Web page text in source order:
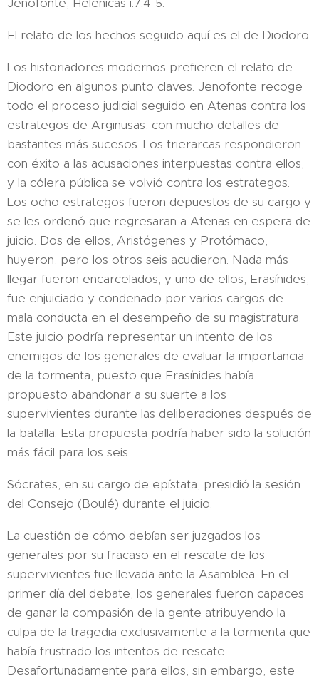
El relato de los hechos seguido aquí es el de Diodoro.​
Los historiadores modernos prefieren el relato de
Diodoro en algunos punto claves.​ Jenofonte recoge
todo el proceso judicial seguido en Atenas contra los
estrategos de Arginusas, con mucho detalles de
bastantes más sucesos.​ Los trierarcas respondieron
con éxito a las acusaciones interpuestas contra ellos,
y la cólera pública se volvió contra los estrategos.​
Los ocho estrategos fueron depuestos de su cargo y
se les ordenó que regresaran a Atenas en espera de
juicio. Dos de ellos, Aristógenes y Protómaco,
huyeron, pero los otros seis acudieron. Nada más
llegar fueron encarcelados, y uno de ellos, Erasínides,
fue enjuiciado y condenado por varios cargos de
mala conducta en el desempeño de su magistratura.
Este juicio podría representar un intento de los
enemigos de los generales de evaluar la importancia
de la tormenta, puesto que Erasínides había
propuesto abandonar a su suerte a los
supervivientes durante las deliberaciones después de
la batalla. Esta propuesta podría haber sido la solución
más fácil para los seis.​
Sócrates, en su cargo de epístata, presidió la sesión
del Consejo (Boulé) durante el juicio.
La cuestión de cómo debían ser juzgados los
generales por su fracaso en el rescate de los
supervivientes fue llevada ante la Asamblea. En el
primer día del debate, los generales fueron capaces
de ganar la compasión de la gente atribuyendo la
culpa de la tragedia exclusivamente a la tormenta que
había frustrado los intentos de rescate.
Desafortunadamente para ellos, sin embargo, este